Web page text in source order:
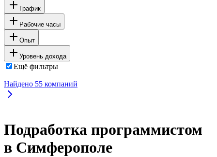
График
Рабочие часы
Опыт
Уровень дохода
Ещё фильтры
Найдено 55 компаний
Подработка программистом
в Симферополе